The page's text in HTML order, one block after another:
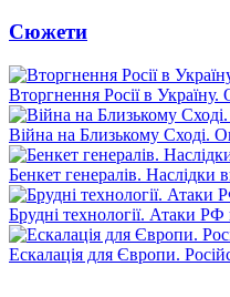
Сюжети
Вторгнення Росії в Україну.
Війна на Близькому Сході.
Бенкет генералів. Наслідки
Брудні технології. Атаки
Ескалація для Європи.